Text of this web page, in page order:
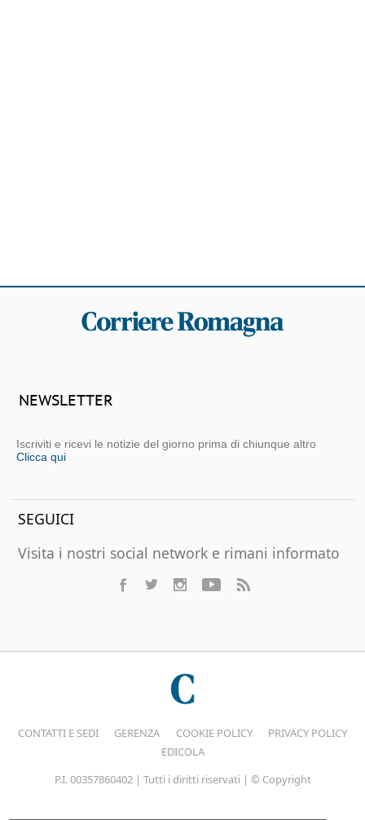
NEWSLETTER
Iscriviti e ricevi le notizie del giorno prima di chiunque altro
Clicca qui
SEGUICI
Visita i nostri social network e rimani informato
CONTATTI E SEDI GERENZA COOKIE POLICY
PRIVACY POLICY
EDICOLA
P.I. 00357860402 | Tutti i diritti riservati | © Copyright